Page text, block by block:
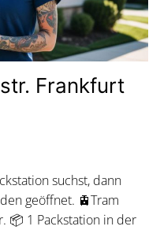
Frankfurt
suchst, dann
geöffnet. 🚊Tram
📦 1 Packstation in der